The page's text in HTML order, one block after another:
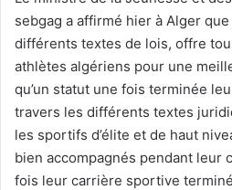
sebgag a affirmé hier à Alger que
différents textes de lois, offre
athlètes algériens pour une
qu’un statut une fois terminée
travers les différents textes
les sportifs d’élite et de haut
bien accompagnés pendant leur
fois leur carrière sportive